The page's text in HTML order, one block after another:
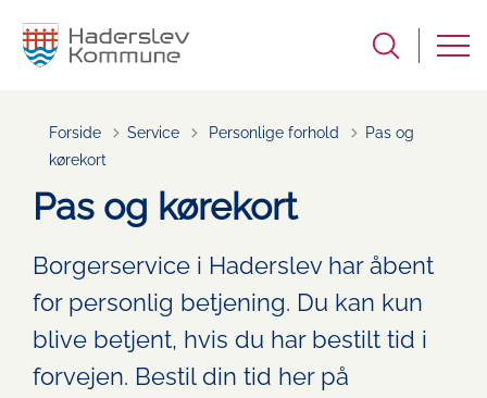
Forside Service Tilbage til
Personlige forhold
Pas og
kørekort
Pas og kørekort
Borgerservice i Haderslev har åbent
for personlig betjening. Du kan kun
blive betjent, hvis du har bestilt tid i
forvejen. Bestil din tid her på